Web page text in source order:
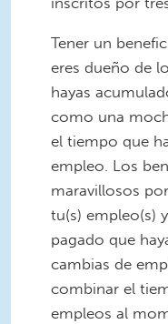
Tener un
eres dueño de
hayas
como una
el tiempo que
empleo. Los
maravillosos
tu(s) empleo(s)
pagado que
cambias de
combinar el
empleos al